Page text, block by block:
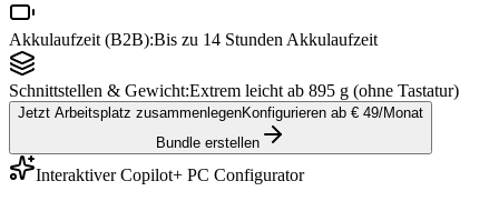
Akkulaufzeit (B2B):Bis zu 14 Stunden Akkulaufzeit
Schnittstellen & Gewicht:Extrem leicht ab 895 g (ohne Tastatur)
Jetzt Arbeitsplatz zusammenlegenKonfigurieren ab € 49/Monat
Bundle erstellen
Interaktiver Copilot+ PC Configurator